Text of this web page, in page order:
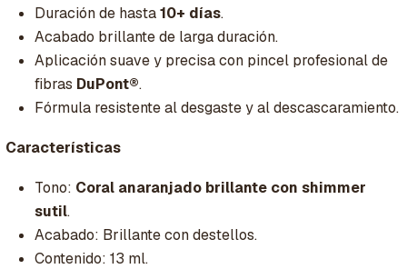
Duración de hasta10+ días.
Acabado brillante de larga duración.
Aplicación suave y precisa con pincel profesional de
fibras DuPont®.
Fórmula resistente al desgaste y al descascaramiento.
Características
Tono: Coral anaranjado brillante con shimmer
sutil.
Acabado: Brillante con destellos.
Contenido: 13 ml.